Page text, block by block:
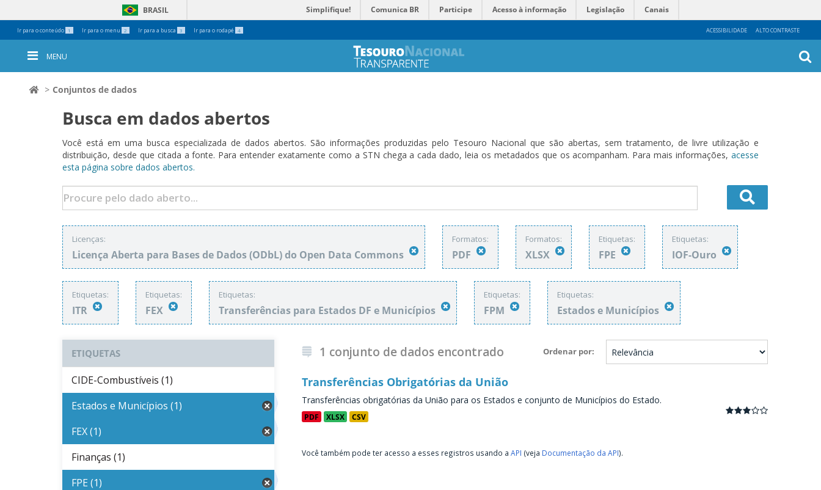
Ir para o conteúdo 1 Ir para o menu 2 Ir para a busca 3 Ir para o rodapé 4 ACESSIBILIDADE ALTO CONTRASTE
BRASIL Simplifique! Comunica BR Participe Acesso à informação Legislação Canais
Ferramentas
Pessoais
MENU
Conjuntos de dados
Busca em dados abertos
Você está em uma busca especializada de dados abertos. São informações produzidas pelo Tesouro Nacional que são abertas, sem tratamento, de livre utilização e
distribuição, desde que citada a fonte. Para entender exatamente como a STN chega a cada dado, leia os metadados que os acompanham. Para mais informações, acesse
esta página sobre dados abertos.
Licenças:
Licença Aberta para Bases de Dados (ODbL) do Open Data Commons
Formatos:
PDF
Formatos:
XLSX
Etiquetas:
FPE
Etiquetas:
IOF-Ouro
Etiquetas:
ITR
Etiquetas:
FEX
Etiquetas:
Transferências para Estados DF e Municípios
Etiquetas:
FPM
Etiquetas:
Estados e Municípios
Ordenar por
1 conjunto de dados encontrado
Transferências Obrigatórias da União
Transferências obrigatórias da União para os Estados e conjunto de Municípios do Estado.
PDF XLSX CSV
Você também pode ter acesso a esses registros usando a API (veja Documentação da API).
ETIQUETAS
CIDE-Combustíveis (1)
Estados e Municípios (1)
FEX (1)
Finanças (1)
FPE (1)